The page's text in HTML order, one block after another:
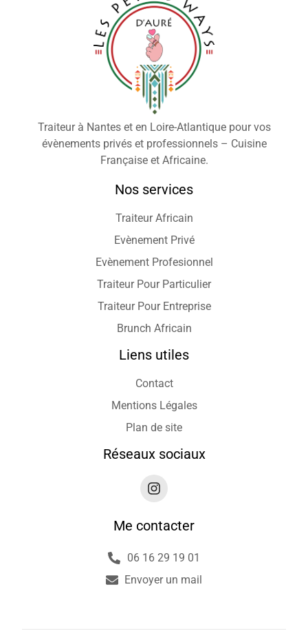
Traiteur à Nantes et en Loire-Atlantique pour vos
évènements privés et professionnels – Cuisine
Française et Africaine.
Nos services
Traiteur Africain
Evènement Privé
Evènement Profesionnel
Traiteur Pour Particulier
Traiteur Pour Entreprise
Brunch Africain
Liens utiles
Contact
Mentions Légales
Plan de site
Réseaux sociaux
Me contacter
06 16 29 19 01
Envoyer un mail